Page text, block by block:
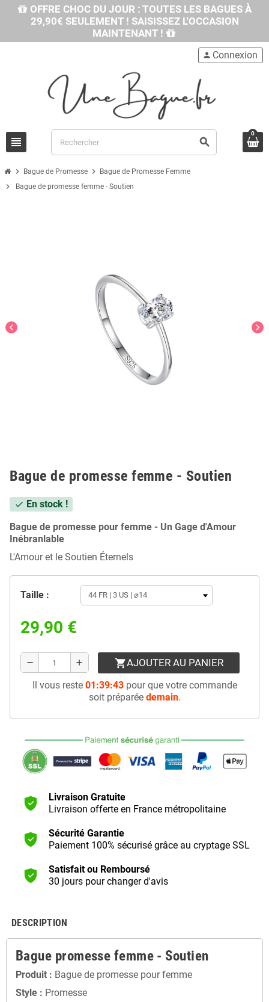
OFFRE CHOC DU JOUR : TOUTES LES BAGUES À
29,90€ SEULEMENT ! SAISISSEZ L'OCCASION
MAINTENANT !
view_headline search
person Connexion
0
chevron_right Bague de Promesse chevron_right Bague de Promesse Femme
chevron_right Bague de promesse femme - Soutien
chevron_left chevron_right
Bague de promesse femme - Soutien
check En stock !
Bague de promesse pour femme - Un Gage d'Amour
Inébranlable
L'Amour et le Soutien Éternels
Taille :
29,90 €
remove add shopping_cartAJOUTER AU PANIER
Il vous reste 01:39:43pour que votre commande
soit préparée demain.
Livraison Gratuite
Livraison offerte en France métropolitaine
Sécurité Garantie
Paiement 100% sécurisé grâce au cryptage SSL
Satisfait ou Remboursé
30 jours pour changer d'avis
DESCRIPTION
Bague promesse femme - Soutien
Produit : Bague de promesse pour femme
Style : Promesse